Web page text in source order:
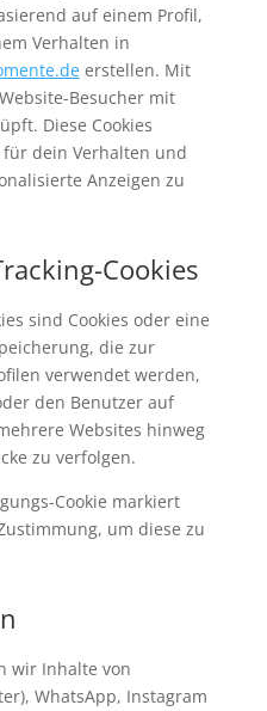
auf einem Profil,
Verhalten in
erstellen. Mit
Besucher mit
Diese Cookies
dein Verhalten und
Anzeigen zu
Cookies
sind Cookies oder eine
die zur
verwendet werden,
den Benutzer auf
Websites hinweg
zu verfolgen.
Cookie markiert
um diese zu
wir Inhalte von
WhatsApp, Instagram